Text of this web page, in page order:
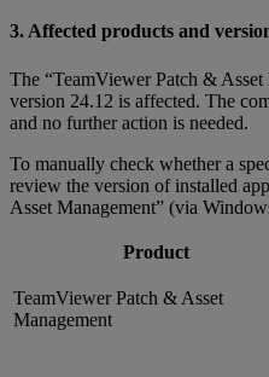
3. Affected products and
The “TeamViewer Patch &
version 24.12 is affected. The
and no further action is needed.
To manually check whether a
review the version of installed
Asset Management” (via
Product
TeamViewer Patch & Asset
Management